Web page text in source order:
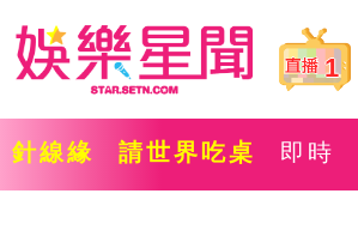
1
針線緣 請世界吃桌 即時